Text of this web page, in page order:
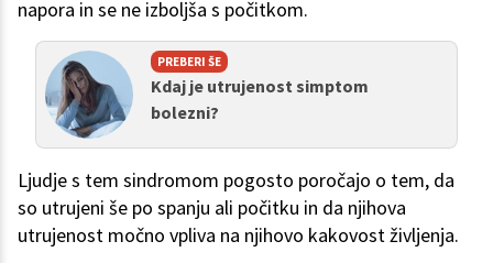
napora in se ne izboljša s počitkom.
PREBERI ŠE
Kdaj je utrujenost simptom
bolezni?
Ljudje s tem sindromom pogosto poročajo o tem, da
so utrujeni še po spanju ali počitku in da njihova
utrujenost močno vpliva na njihovo kakovost življenja.